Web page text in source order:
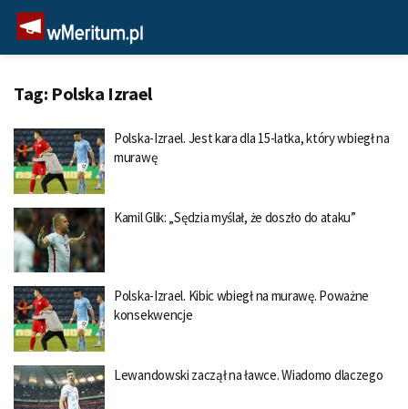
Tag: Polska Izrael
Polska-Izrael. Jest kara dla 15-latka, który wbiegł na
murawę
Kamil Glik: „Sędzia myślał, że doszło do ataku”
Polska-Izrael. Kibic wbiegł na murawę. Poważne
konsekwencje
Lewandowski zaczął na ławce. Wiadomo dlaczego